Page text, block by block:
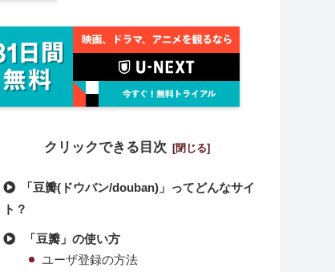
クリックできる目次
「豆瓣(ドウバン/douban)」ってどんなサイ
ト？
「豆瓣」の使い方
ユーザ登録の方法